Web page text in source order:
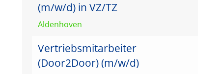
(m/w/d) in VZ/TZ
Aldenhoven
Vertriebsmitarbeiter
(Door2Door) (m/w/d)